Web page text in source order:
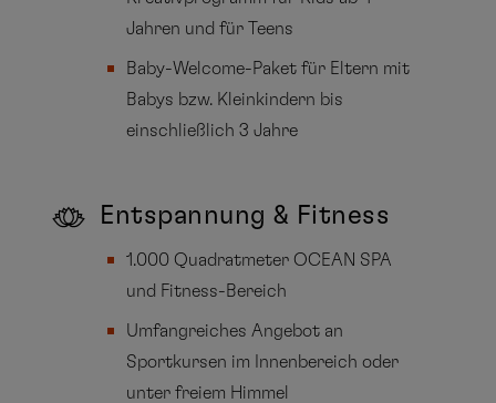
Jahren und für Teens
Baby-Welcome-Paket für Eltern mit
Babys bzw. Kleinkindern bis
einschließlich 3 Jahre
Entspannung & Fitness
1.000 Quadratmeter OCEAN SPA
und Fitness-Bereich
Umfangreiches Angebot an
Sportkursen im Innenbereich oder
unter freiem Himmel